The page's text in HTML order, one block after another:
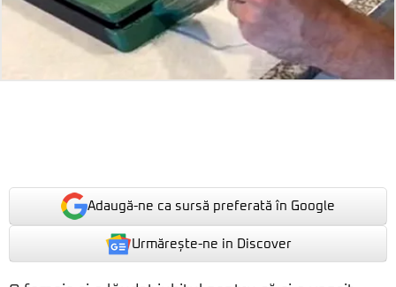
Adaugă-ne ca sursă preferată în Google
Urmărește-ne in Discover